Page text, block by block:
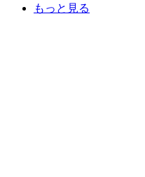
もっと見る